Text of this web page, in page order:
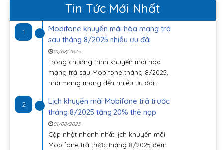
Tin Tức Mới Nhất
1
Mobifone khuyến mãi hòa mạng trả
sau tháng 8/2025 nhiều ưu đãi
01/08/2025
Trong chương trình khuyến mãi hòa
mạng trả sau Mobifone tháng 8/2025,
nhà mạng mang đến nhiều ưu đãi...
2
Lịch khuyến mãi Mobifone trả trước
tháng 8/2025 tặng 20% thẻ nạp
01/08/2025
Cập nhật nhanh nhất lịch khuyến mãi
Mobifone trả trước tháng 8/2025 đem